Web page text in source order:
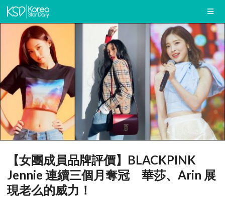
【女團成員品牌評價】BLACKPINK
Jennie 連續三個月奪冠 華莎、Arin 展
現老么的威力！